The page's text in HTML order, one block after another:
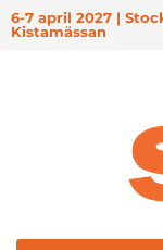
6-7 april 2027 |
Kistamässan